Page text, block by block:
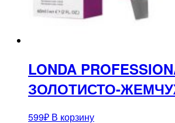
LONDA
ЗОЛОТИСТО-
599₽ В корзину